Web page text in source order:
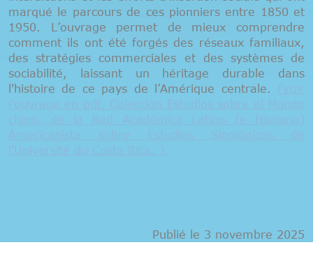
marqué le parcours de ces pionniers entre 1850 et
1950. L’ouvrage permet de mieux comprendre
comment ils ont été forgés des réseaux familiaux,
des stratégies commerciales et des systèmes de
sociabilité, laissant un héritage durable dans
l'histoire de ce pays de l’Amérique centrale.
Publié le 3 novembre 2025